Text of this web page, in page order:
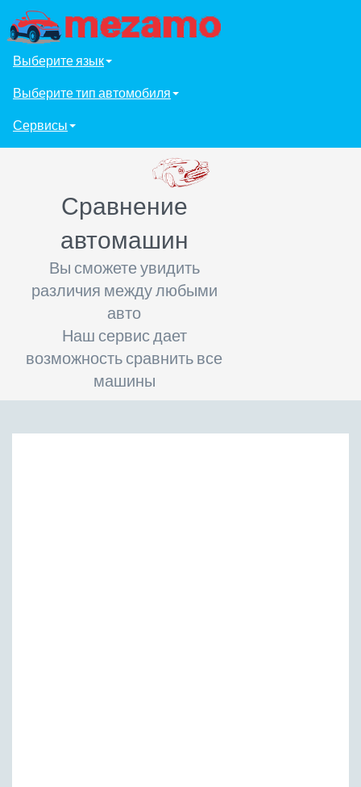
Выберите язык
Выберите тип автомобиля
Сервисы
Сравнение
автомашин
Вы сможете увидить
различия между любыми
авто
Наш сервис дает
возможность сравнить все
машины